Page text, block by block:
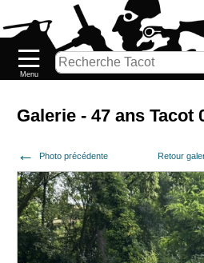
Galerie - 47 ans Tacot
Photo précédente Retour
Nouveautés
Catalogue/Stock
PETITS
PRIX
Réassort
Seconde
main